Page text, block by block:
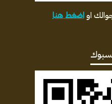
اواضغط هنا